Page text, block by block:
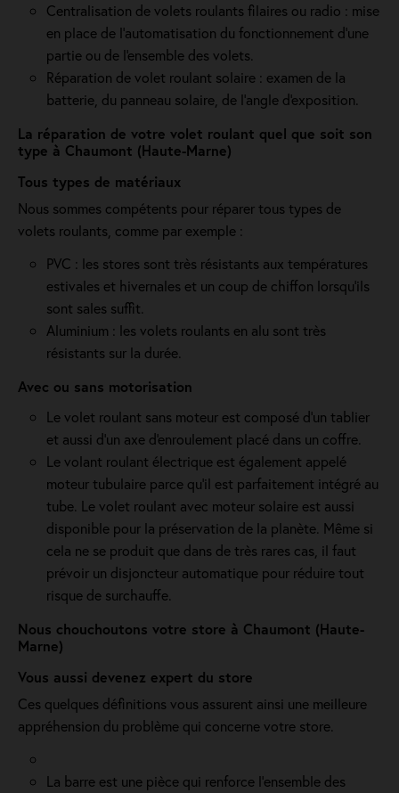
Centralisation de volets roulants filaires ou radio : mise
en place de l'automatisation du fonctionnement d’une
partie ou de l'ensemble des volets.
Réparation de volet roulant solaire : examen de la
batterie, du panneau solaire, de l'angle d'exposition.
La réparation de votre volet roulant quel que soit son
type à Chaumont (Haute-Marne)
Tous types de matériaux
Nous sommes compétents pour réparer tous types de
volets roulants, comme par exemple :
PVC : les stores sont très résistants aux températures
estivales et hivernales et un coup de chiffon lorsqu'ils
sont sales suffit.
Aluminium : les volets roulants en alu sont très
résistants sur la durée.
Avec ou sans motorisation
Le volet roulant sans moteur est composé d'un tablier
et aussi d'un axe d'enroulement placé dans un coffre.
Le volant roulant électrique est également appelé
moteur tubulaire parce qu'il est parfaitement intégré au
tube. Le volet roulant avec moteur solaire est aussi
disponible pour la préservation de la planète. Même si
cela ne se produit que dans de très rares cas, il faut
prévoir un disjoncteur automatique pour réduire tout
risque de surchauffe.
Nous chouchoutons votre store à Chaumont (Haute-
Marne)
Vous aussi devenez expert du store
Ces quelques définitions vous assurent ainsi une meilleure
appréhension du problème qui concerne votre store.
La barre est une pièce qui renforce l’ensemble des